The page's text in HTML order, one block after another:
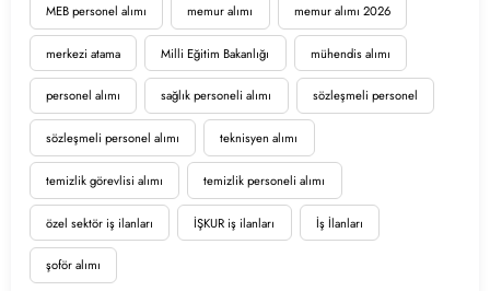
MEB personel alımı memur alımı memur alımı 2026
merkezi atama Milli Eğitim Bakanlığı mühendis alımı
personel alımı sağlık personeli alımı sözleşmeli personel
sözleşmeli personel alımı teknisyen alımı
temizlik görevlisi alımı temizlik personeli alımı
özel sektör iş ilanları İŞKUR iş ilanları İş İlanları
şoför alımı